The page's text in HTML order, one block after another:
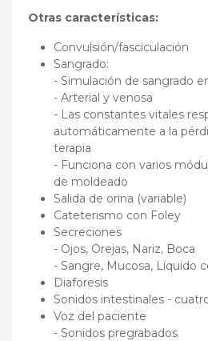
Otras características:
Convulsión/fasciculación
Sangrado:
- Simulación de sangrado
- Arterial y venosa
- Las constantes vitales
automáticamente a la
terapia
- Funciona con varios
de moldeado
Salida de orina (variable)
Cateterismo con Foley
Secreciones
- Ojos, Orejas, Nariz, Boca
- Sangre, Mucosa, Líquido
Diaforesis
Sonidos intestinales -
Voz del paciente
- Sonidos pregrabados